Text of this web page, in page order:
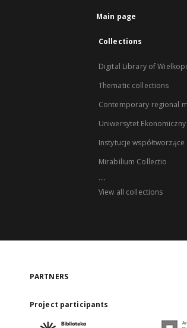
Main page
Collections
Digital Library of
Thematic collections
Contemporary regional
Uniwersytet
Instytucje współtworzące
Mirabilium Collectio
...
View all collections
PARTNERS
Project participants